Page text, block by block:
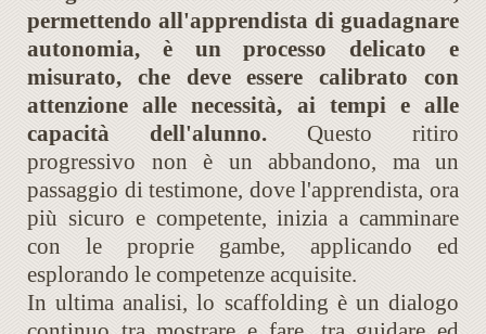
permettendo all'apprendista di guadagnare
autonomia, è un processo delicato e
misurato, che deve essere calibrato con
attenzione alle necessità, ai tempi e alle
capacità dell'alunno. Questo ritiro
progressivo non è un abbandono, ma un
passaggio di testimone, dove l'apprendista, ora
più sicuro e competente, inizia a camminare
con le proprie gambe, applicando ed
esplorando le competenze acquisite.
In ultima analisi, lo scaffolding è un dialogo